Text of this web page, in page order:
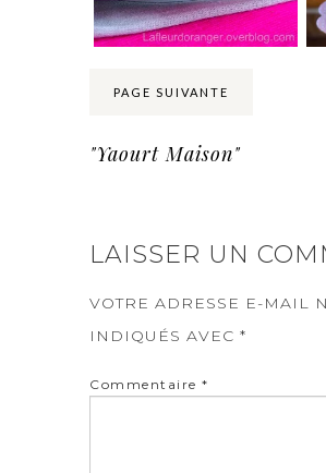
PAGE SUIVANTE
"Yaourt Maison"
LAISSER UN
VOTRE ADRESSE E-MAIL
INDIQUÉS AVEC *
Commentaire *